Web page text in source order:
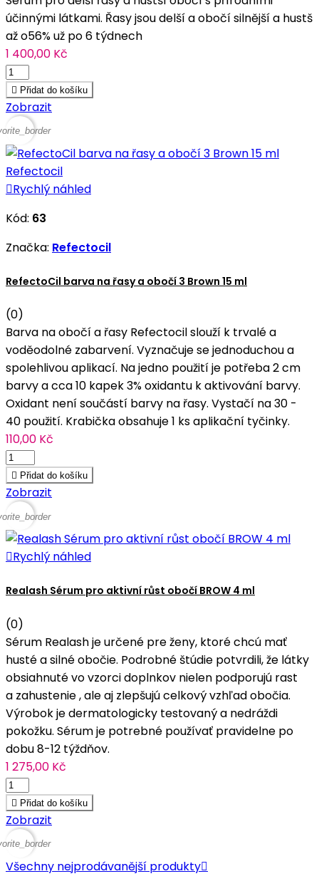
účinnými látkami. Řasy jsou delší a obočí silnější a hustš
až o56% už po 6 týdnech
1 400,00 Kč
 Přidat do košíku
Zobrazit
Rychlý náhled
Kód: 63
Značka: Refectocil
RefectoCil barva na řasy a obočí 3 Brown 15 ml
(0)
Barva na obočí a řasy Refectocil slouží k trvalé a
voděodolné zabarvení. Vyznačuje se jednoduchou a
spolehlivou aplikací. Na jedno použití je potřeba 2 cm
barvy a cca 10 kapek 3% oxidantu k aktivování barvy.
Oxidant není součástí barvy na řasy. Vystačí na 30 -
40 použití. Krabička obsahuje 1 ks aplikační tyčinky.
110,00 Kč
 Přidat do košíku
Zobrazit
Rychlý náhled
Realash Sérum pro aktivní růst obočí BROW 4 ml
(0)
Sérum Realash je určené pre ženy, ktoré chcú mať
husté a silné obočie. Podrobné štúdie potvrdili, že látky
obsiahnuté vo vzorci doplnkov nielen podporujú rast
a zahustenie , ale aj zlepšujú celkový vzhľad obočia.
Výrobok je dermatologicky testovaný a nedráždi
pokožku. Sérum je potrebné používať pravidelne po
dobu 8-12 týždňov.
1 275,00 Kč
 Přidat do košíku
Zobrazit
Všechny nejprodávanější produkty